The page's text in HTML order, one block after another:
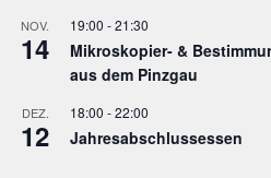
NOV.
14
19:00 -21:30
Mikroskopier- &
aus dem Pinzgau
DEZ.
12
18:00 -22:00
Jahresabschlussessen